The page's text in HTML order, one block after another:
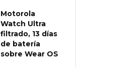
Motorola
Watch Ultra
filtrado, 13 días
de batería
sobre Wear OS